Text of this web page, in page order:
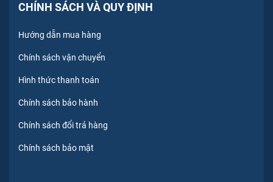
CHÍNH SÁCH VÀ QUY ĐỊNH
Hướng dẫn mua hàng
Chính sách vận chuyển
Hình thức thanh toán
Chính sách bảo hành
Chính sách đổi trả hàng
Chính sách bảo mật